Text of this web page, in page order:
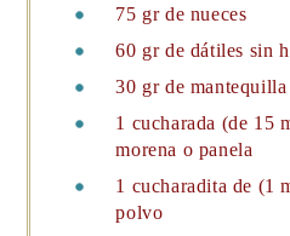
75 gr de nueces
60 gr de dátiles sin
30 gr de mantequilla
1 cucharada (de 15
morena o panela
1 cucharadita de (1
polvo